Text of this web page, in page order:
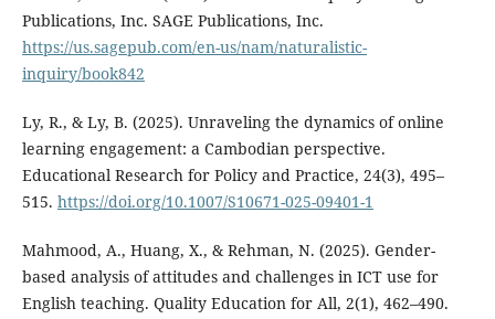
Publications, Inc. SAGE Publications, Inc.
https://us.sagepub.com/en-us/nam/naturalistic-
inquiry/book842
Ly, R., & Ly, B. (2025). Unraveling the dynamics of online
learning engagement: a Cambodian perspective.
Educational Research for Policy and Practice, 24(3), 495–
515. https://doi.org/10.1007/S10671-025-09401-1
Mahmood, A., Huang, X., & Rehman, N. (2025). Gender-
based analysis of attitudes and challenges in ICT use for
English teaching. Quality Education for All, 2(1), 462–490.